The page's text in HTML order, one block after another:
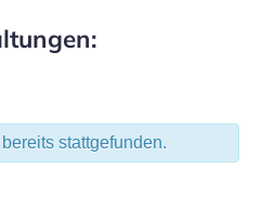
stattgefunden.